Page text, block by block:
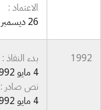
الاعتماد :
26 ديسمبر 1994
1992
بدء النفاذ :
4 مايو 1992
نص صادر :
4 مايو 1992